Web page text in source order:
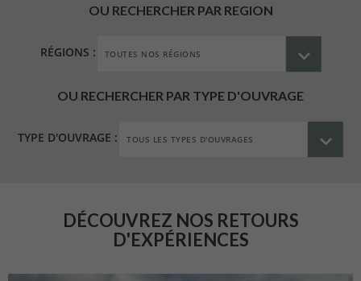
OU RECHERCHER PAR REGION
RÉGIONS :
OU RECHERCHER PAR TYPE D'OUVRAGE
TYPE D'OUVRAGE :
DÉCOUVREZ NOS RETOURS
D'EXPÉRIENCES